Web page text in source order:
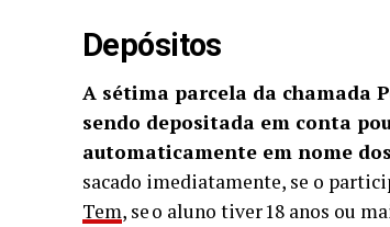
Depósitos
A sétima parcela da chamada
sendo depositada em conta
automaticamente em nome
sacado imediatamente, se o
Tem, se o aluno tiver 18 anos ou